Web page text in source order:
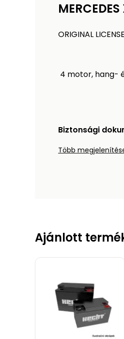
ORIGINAL
4 motor, hang-
Biztonsági
Több
Ajánlott